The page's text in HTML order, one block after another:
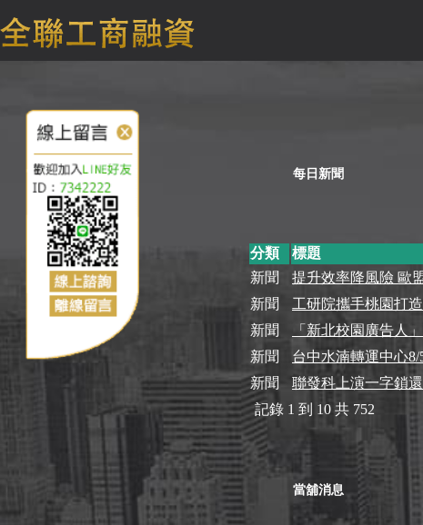
每日新聞
分類 標題
新聞
提升效率降風險 歐
新聞 工研院攜手桃園打
新聞 「新北校園廣告人
新聞 台中水湳轉運中心
新聞 聯發科上演一字鎖
記錄 1 到 10 共 752
當舖消息